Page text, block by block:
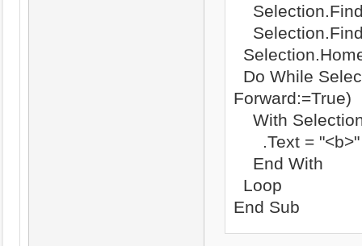
Do While
Forward:=True)
With
.Text = "<b>"
End With
Loop
End Sub